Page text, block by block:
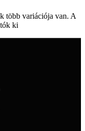
több variációja van. A
ki